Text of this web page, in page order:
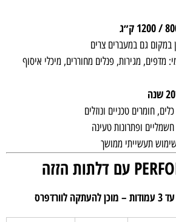
ק״ג
במקום גם במעברים צרים
מדפים, מגירות, פנלים מחוררים, מיכלי איסוף
20 שנה
חומרים טכניים ונוזלים
חשמליים ופתרונות טעינה
תעשייתי ממושך